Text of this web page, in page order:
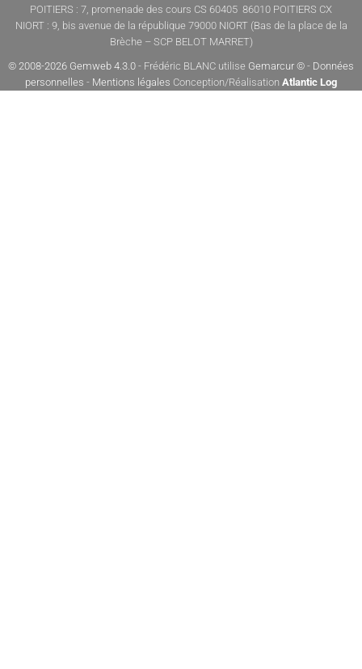
POITIERS : 7, promenade des cours CS 60405 86010 POITIERS CX
NIORT : 9, bis avenue de la république 79000 NIORT (Bas de la place de la
Brèche – SCP BELOT MARRET)
© 2008-2026 Gemweb 4.3.0 - Frédéric BLANC utilise Gemarcur © - Données
personnelles - Mentions légales Conception/Réalisation Atlantic Log